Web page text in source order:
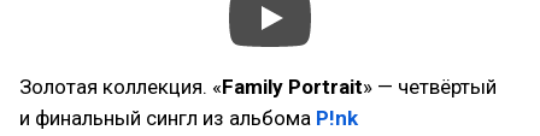
Золотая коллекция. «Family Portrait» — четвёртый
и финальный сингл из альбома P!nk